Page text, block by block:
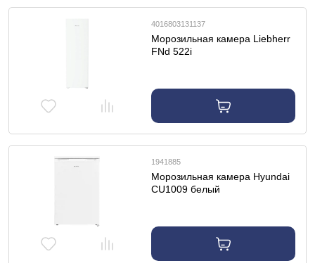
4016803131137
Морозильная камера Liebherr
FNd 522i
1941885
Морозильная камера Hyundai
CU1009 белый